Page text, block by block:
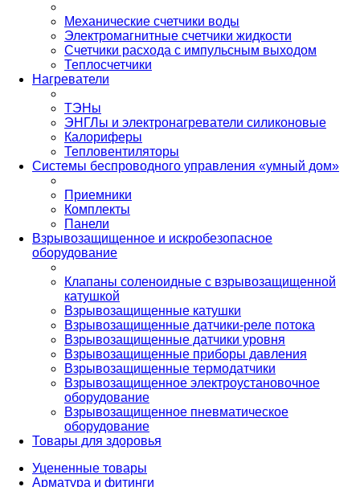
Механические счетчики воды
Электромагнитные счетчики жидкости
Счетчики расхода с импульсным выходом
Теплосчетчики
Нагреватели
ТЭНы
ЭНГЛы и электронагреватели силиконовые
Калориферы
Тепловентиляторы
Системы беспроводного управления «умный дом»
Приемники
Комплекты
Панели
Взрывозащищенное и искробезопасное
оборудование
Клапаны соленоидные с взрывозащищенной
катушкой
Взрывозащищенные катушки
Взрывозащищенные датчики-реле потока
Взрывозащищенные датчики уровня
Взрывозащищенные приборы давления
Взрывозащищенные термодатчики
Взрывозащищенное электроустановочное
оборудование
Взрывозащищенное пневматическое
оборудование
Товары для здоровья
Уцененные товары
Арматура и фитинги